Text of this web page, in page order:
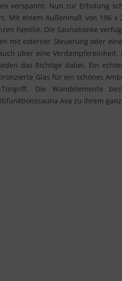
verspannt. Nun zur Erholung
einem Außenmaß von 196 x
Familie. Die Saunabänke
mit externer Steuerung oder
über eine Verdampfereinheit.
das Richtige dabei. Ein
Glas für ein schönes
Die Wandelemente
Ava zu Ihrem